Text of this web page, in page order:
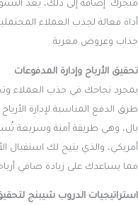
متجرك. إضافةً إلى ذلك، يعد
أداة فعالة لجذب العملاء
جذاب وعروض مغرية.
تحقيق الأرباح وإدارة المدفوعات
بمجرد نجاحك في جذب العملاء
طرق الدفع المناسبة لإدارة
بال، وهي طريقة آمنة وسريعة
أمريكي، والذي يتيح لك
مما يساعدك على زيادة صافي
استراتيجيات الدروب شيبنج